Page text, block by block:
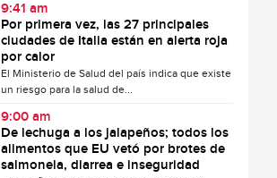
9:41 am
Por primera vez, las 27 principales
ciudades de Italia están en alerta roja
por calor
El Ministerio de Salud del país indica que existe
un riesgo para la salud de...
9:00 am
De lechuga a los jalapeños; todos los
alimentos que EU vetó por brotes de
salmonela, diarrea e inseguridad